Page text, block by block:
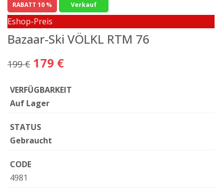
RABATT 10 % Verkauf
Eshop-Preis
Bazaar-Ski VÖLKL RTM 76
199 € 179 €
VERFÜGBARKEIT
Auf Lager
STATUS
Gebraucht
CODE
4981